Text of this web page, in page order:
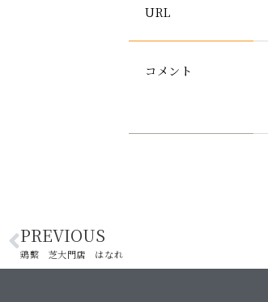
URL
コメント
PREVIOUS
鶏繫 芝大門店 はなれ